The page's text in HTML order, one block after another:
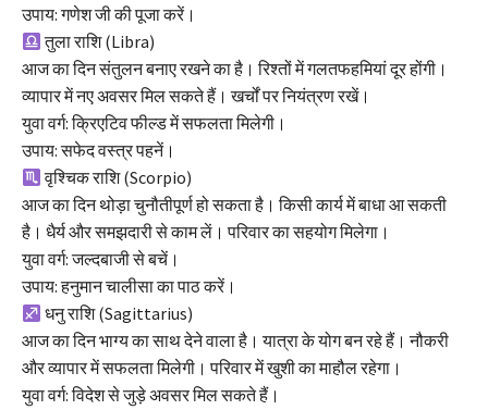
उपाय: गणेश जी की पूजा करें।
तुला राशि (Libra)
आज का दिन संतुलन बनाए रखने का है। रिश्तों में गलतफहमियां दूर होंगी।
व्यापार में नए अवसर मिल सकते हैं। खर्चों पर नियंत्रण रखें।
युवा वर्ग: क्रिएटिव फील्ड में सफलता मिलेगी।
उपाय: सफेद वस्त्र पहनें।
वृश्चिक राशि (Scorpio)
आज का दिन थोड़ा चुनौतीपूर्ण हो सकता है। किसी कार्य में बाधा आ सकती
है। धैर्य और समझदारी से काम लें। परिवार का सहयोग मिलेगा।
युवा वर्ग: जल्दबाजी से बचें।
उपाय: हनुमान चालीसा का पाठ करें।
धनु राशि (Sagittarius)
आज का दिन भाग्य का साथ देने वाला है। यात्रा के योग बन रहे हैं। नौकरी
और व्यापार में सफलता मिलेगी। परिवार में खुशी का माहौल रहेगा।
युवा वर्ग: विदेश से जुड़े अवसर मिल सकते हैं।